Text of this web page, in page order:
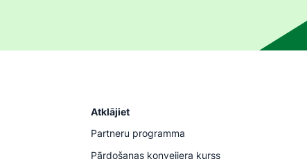
Atklājiet
Partneru programma
Pārdošanas konveijera kurss